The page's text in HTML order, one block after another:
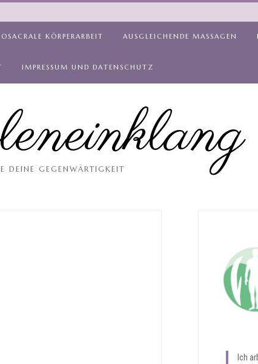
KÖRPERARBEIT AUSGLEICHENDE MASSAGEN
IMPRESSUM UND DATENSCHUTZ
DEINE GEGENWÄRTIGKEIT
Ich